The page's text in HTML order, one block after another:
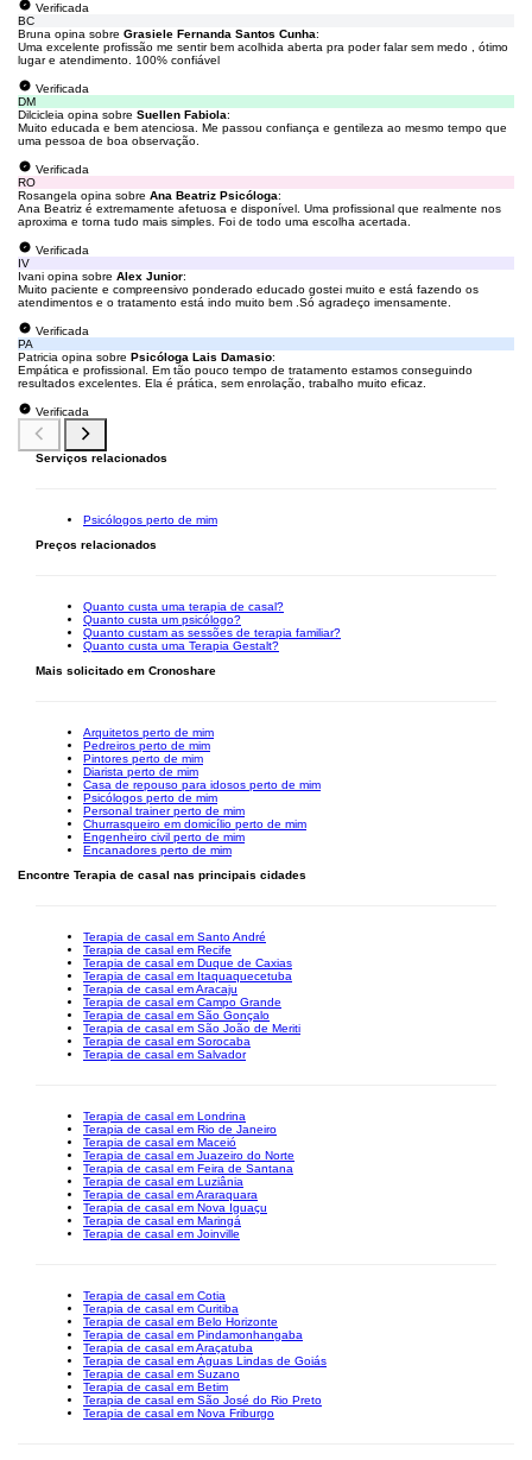
Verificada
BC
Bruna opina sobre Grasiele Fernanda Santos Cunha:
Uma excelente profissão me sentir bem acolhida aberta pra poder falar sem medo , ótimo
lugar e atendimento. 100% confiável
Verificada
DM
Dilcicleia opina sobre Suellen Fabiola:
Muito educada e bem atenciosa. Me passou confiança e gentileza ao mesmo tempo que
uma pessoa de boa observação.
Verificada
RO
Rosangela opina sobre Ana Beatriz Psicóloga:
Ana Beatriz é extremamente afetuosa e disponível. Uma profissional que realmente nos
aproxima e torna tudo mais simples. Foi de todo uma escolha acertada.
Verificada
IV
Ivani opina sobre Alex Junior:
Muito paciente e compreensivo ponderado educado gostei muito e está fazendo os
atendimentos e o tratamento está indo muito bem .Só agradeço imensamente.
Verificada
PA
Patricia opina sobre Psicóloga Lais Damasio:
Empática e profissional. Em tão pouco tempo de tratamento estamos conseguindo
resultados excelentes. Ela é prática, sem enrolação, trabalho muito eficaz.
Verificada
Serviços relacionados
Psicólogos perto de mim
Preços relacionados
Quanto custa uma terapia de casal?
Quanto custa um psicólogo?
Quanto custam as sessões de terapia familiar?
Quanto custa uma Terapia Gestalt?
Mais solicitado em Cronoshare
Arquitetos perto de mim
Pedreiros perto de mim
Pintores perto de mim
Diarista perto de mim
Casa de repouso para idosos perto de mim
Psicólogos perto de mim
Personal trainer perto de mim
Churrasqueiro em domicílio perto de mim
Engenheiro civil perto de mim
Encanadores perto de mim
Encontre Terapia de casal nas principais cidades
Terapia de casal em Santo André
Terapia de casal em Recife
Terapia de casal em Duque de Caxias
Terapia de casal em Itaquaquecetuba
Terapia de casal em Aracaju
Terapia de casal em Campo Grande
Terapia de casal em São Gonçalo
Terapia de casal em São João de Meriti
Terapia de casal em Sorocaba
Terapia de casal em Salvador
Terapia de casal em Londrina
Terapia de casal em Rio de Janeiro
Terapia de casal em Maceió
Terapia de casal em Juazeiro do Norte
Terapia de casal em Feira de Santana
Terapia de casal em Luziânia
Terapia de casal em Araraquara
Terapia de casal em Nova Iguaçu
Terapia de casal em Maringá
Terapia de casal em Joinville
Terapia de casal em Cotia
Terapia de casal em Curitiba
Terapia de casal em Belo Horizonte
Terapia de casal em Pindamonhangaba
Terapia de casal em Araçatuba
Terapia de casal em Águas Lindas de Goiás
Terapia de casal em Suzano
Terapia de casal em Betim
Terapia de casal em São José do Rio Preto
Terapia de casal em Nova Friburgo